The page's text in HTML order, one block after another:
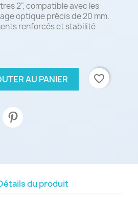
2", compatible avec les
optique précis de 20 mm.
renforcés et stabilité
AU PANIER favorite_border
du produit